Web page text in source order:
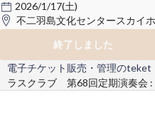
2026/1/17(土)
不二羽島文化センタースカイ
終了しました
電子チケット販売・管理のteket
ラスクラブ 第68回定期演奏会 :